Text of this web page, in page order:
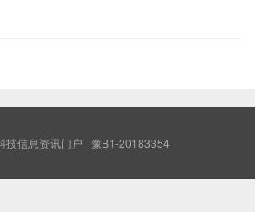
技信息资讯门户 豫B1-20183354